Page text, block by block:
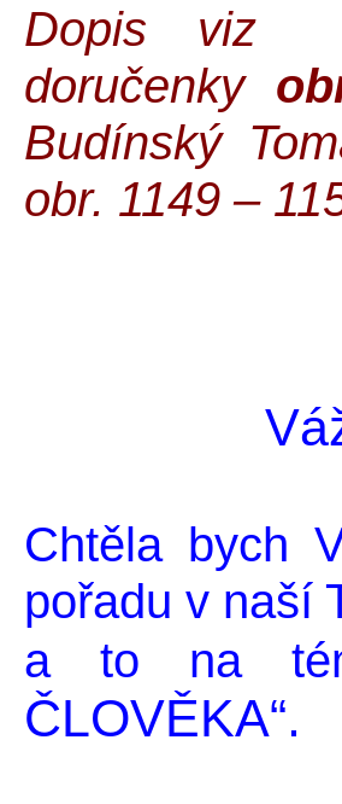
Dopis viz
doručenky
Budínský
obr. 1149 –
Chtěla bych
pořadu v naší
a to na
ČLOVĚKA“.